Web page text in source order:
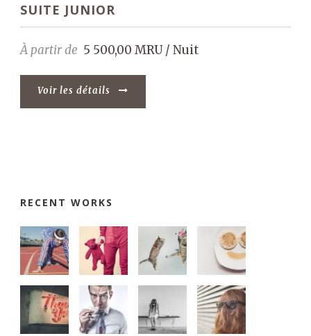
SUITE JUNIOR
À partir de 5 500,00 MRU / Nuit
Voir les détails
RECENT WORKS